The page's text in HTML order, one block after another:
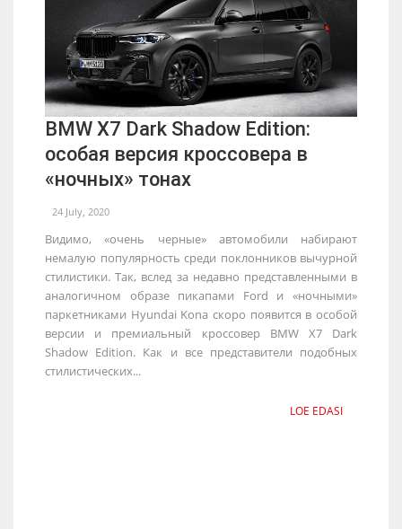
BMW X7 Dark Shadow Edition:
особая версия кроссовера в
«ночных» тонах
24 July, 2020
Видимо, «очень черные» автомобили набирают
немалую популярность среди поклонников вычурной
стилистики. Так, вслед за недавно представленными в
аналогичном образе пикапами Ford и «ночными»
паркетниками Hyundai Kona скоро появится в особой
версии и премиальный кроссовер BMW X7 Dark
Shadow Edition. Как и все представители подобных
стилистических...
LOE EDASI